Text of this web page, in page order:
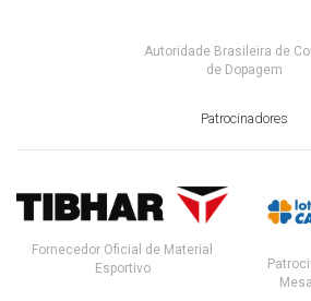
Autoridade Brasileira de
de Dopagem
Patrocinadores
Fornecedor Oficial de Material
Esportivo